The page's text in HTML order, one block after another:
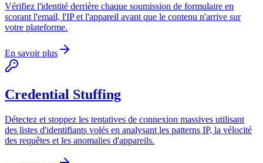
Vérifiez l'identité derrière chaque soumission de formulaire en
scorant l'email, l'IP et l'appareil avant que le contenu n'arrive sur
votre plateforme.
En savoir plus
Credential Stuffing
Détectez et stoppez les tentatives de connexion massives utilisant
des listes d'identifiants volés en analysant les patterns IP, la vélocité
des requêtes et les anomalies d'appareils.